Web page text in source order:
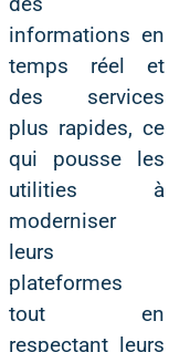
informations en
temps réel et
des services
plus rapides, ce
qui pousse les
utilities à
moderniser
leurs
plateformes
tout en
respectant leurs